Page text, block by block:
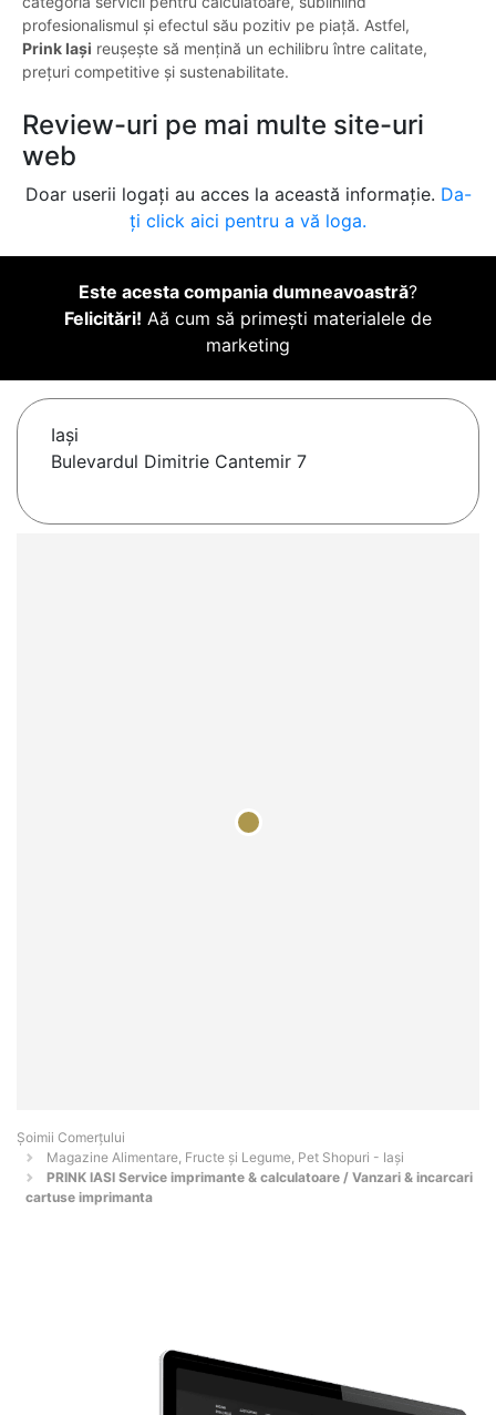
profesionalismul și efectul său pozitiv pe piață. Astfel,
Prink Iași reușește să mențină un echilibru între calitate,
prețuri competitive și sustenabilitate.
Review-uri pe mai multe site-uri
web
Doar userii logați au acces la această informație. Da-
ți click aici pentru a vă loga.
Este acesta compania dumneavoastră?
Felicitări! Aă cum să primești materialele de
marketing
Iaşi
Bulevardul Dimitrie Cantemir 7
Șoimii Comerțului
Magazine Alimentare, Fructe și Legume, Pet Shopuri - Iaşi
PRINK IASI Service imprimante & calculatoare / Vanzari & incarcari
cartuse imprimanta